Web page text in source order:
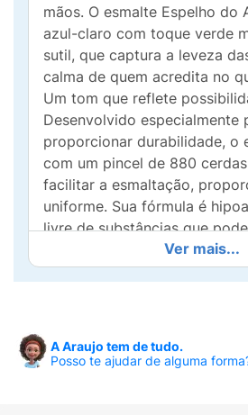
mãos. O esmalte Espelho do
azul-claro com toque verde
sutil, que captura a leveza
calma de quem acredita no
Um tom que reflete
Desenvolvido especialmente
proporcionar durabilidade, o
com um pincel de 880
facilitar a esmaltação,
uniforme. Sua fórmula é
livre de substâncias que
alergia. Para obter o efeito
esmalte Espelho do Amanhã
(passo 2), garantindo efeito
de cabine UV. Risqué é contra
Ver mais...
A Araujo tem de tudo.
Posso te ajudar de alguma